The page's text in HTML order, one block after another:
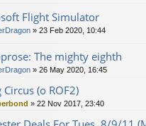
Flight Simulator
» 23 Feb 2020, 10:44
The mighty eighth
» 26 May 2020, 16:45
Circus (o ROF2)
» 22 Nov 2017, 23:40